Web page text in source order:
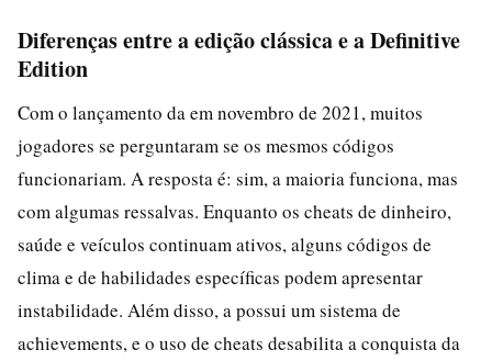
Diferenças entre a edição clássica e a Definitive
Edition
Com o lançamento da em novembro de 2021, muitos
jogadores se perguntaram se os mesmos códigos
funcionariam. A resposta é: sim, a maioria funciona, mas
com algumas ressalvas. Enquanto os cheats de dinheiro,
saúde e veículos continuam ativos, alguns códigos de
clima e de habilidades específicas podem apresentar
instabilidade. Além disso, a possui um sistema de
achievements, e o uso de cheats desabilita a conquista da